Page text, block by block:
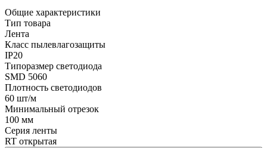
Общие характеристики
Тип товара
Лента
Класс пылевлагозащиты
IP20
Типоразмер светодиода
SMD 5060
Плотность светодиодов
60 шт/м
Минимальный отрезок
100 мм
Серия ленты
RT открытая